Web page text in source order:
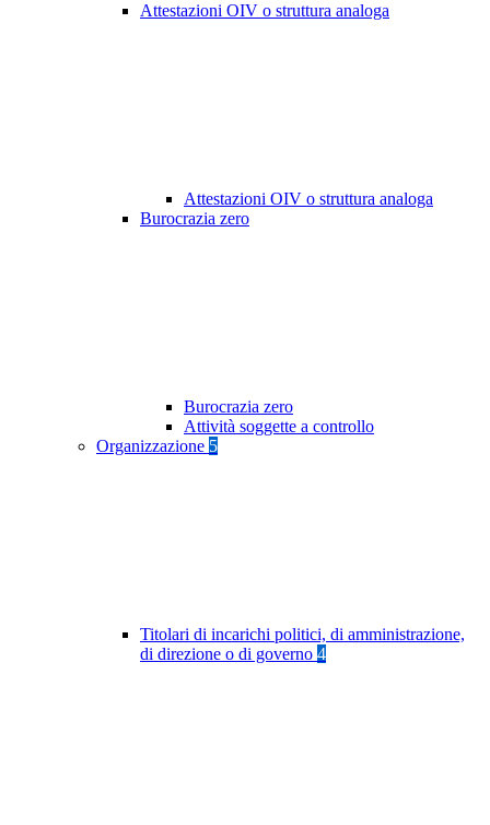
Attestazioni OIV o struttura analoga
Attestazioni OIV o struttura analoga
Burocrazia zero
Burocrazia zero
Attività soggette a controllo
Organizzazione 5
Titolari di incarichi politici, di amministrazione,
di direzione o di governo 4